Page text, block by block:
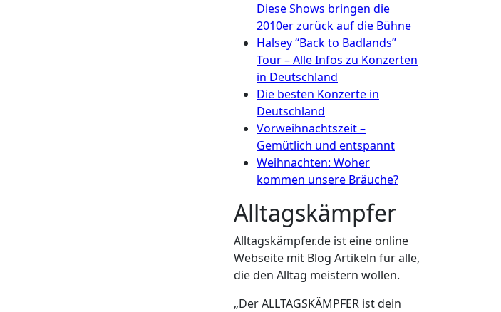
Diese Shows bringen die
2010er zurück auf die Bühne
Halsey “Back to Badlands”
Tour – Alle Infos zu Konzerten
in Deutschland
Die besten Konzerte in
Deutschland
Vorweihnachtszeit –
Gemütlich und entspannt
Weihnachten: Woher
kommen unsere Bräuche?
Alltagskämpfer
Alltagskämpfer.de ist eine online
Webseite mit Blog Artikeln für alle,
die den Alltag meistern wollen.
„Der ALLTAGSKÄMPFER ist dein